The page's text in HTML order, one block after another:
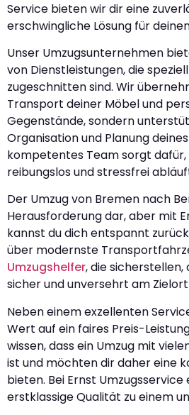
Service bieten wir dir eine
erschwingliche Lösung für
Unser Umzugsunternehmen
von Dienstleistungen, die
zugeschnitten sind. Wir
Transport deiner Möbel und
Gegenstände, sondern
Organisation und Planung
kompetentes Team sorgt dafür,
reibungslos und stressfrei
Der Umzug von Bremen nach
Herausforderung dar, aber mit
kannst du dich entspannt
über modernste
Umzugshelfer, die sicherstellen,
sicher und unversehrt am
Neben einem exzellenten
Wert auf ein faires Preis-
wissen, dass ein Umzug mit
ist und möchten dir daher eine
bieten. Bei Ernst
erstklassige Qualität zu einem